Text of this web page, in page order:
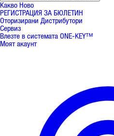
Какво Ново
РЕГИСТРАЦИЯ ЗА БЮЛЕТИН
Оторизирани Дистрибутори
Сервиз
Влезте в системата ONE-KEY™
Моят акаунт